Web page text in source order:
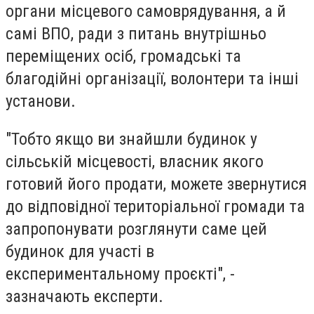
органи місцевого самоврядування, а й
самі ВПО, ради з питань внутрішньо
переміщених осіб, громадські та
благодійні організації, волонтери та інші
установи.
"Тобто якщо ви знайшли будинок у
сільській місцевості, власник якого
готовий його продати, можете звернутися
до відповідної територіальної громади та
запропонувати розглянути саме цей
будинок для участі в
експериментальному проєкті", -
зазначають експерти.